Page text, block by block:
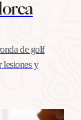
de golf
lesiones y